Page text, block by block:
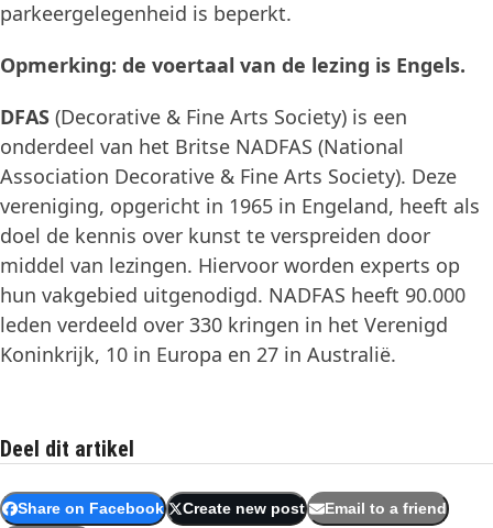
parkeergelegenheid is beperkt.
Opmerking: de voertaal van de lezing is Engels.
DFAS (Decorative & Fine Arts Society) is een
onderdeel van het Britse NADFAS (National
Association Decorative & Fine Arts Society). Deze
vereniging, opgericht in 1965 in Engeland, heeft als
doel de kennis over kunst te verspreiden door
middel van lezingen. Hiervoor worden experts op
hun vakgebied uitgenodigd. NADFAS heeft 90.000
leden verdeeld over 330 kringen in het Verenigd
Koninkrijk, 10 in Europa en 27 in Australië.
Deel dit artikel
Share on Facebook Create new post Email to a friend